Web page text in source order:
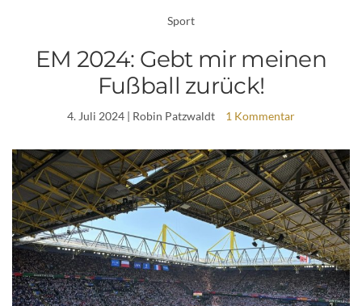
Sport
EM 2024: Gebt mir meinen
Fußball zurück!
4. Juli 2024 | Robin Patzwaldt 1 Kommentar